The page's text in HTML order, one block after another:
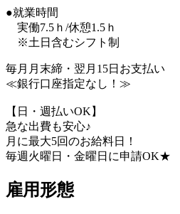
●就業時間
実働7.5ｈ/休憩1.5ｈ
※土日含むシフト制
毎月月末締・翌月15日お支払い
≪銀行口座指定なし！≫
【日・週払いOK】
急な出費も安心♪
月に最大5回のお給料日！
毎週火曜日・金曜日に申請OK★
雇用形態